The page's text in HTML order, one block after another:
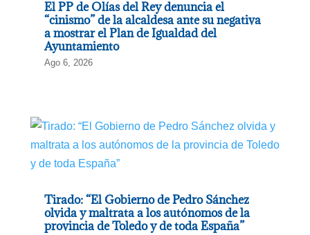
El PP de Olías del Rey denuncia el
“cinismo” de la alcaldesa ante su negativa
a mostrar el Plan de Igualdad del
Ayuntamiento
Ago 6, 2026
Tirado: “El Gobierno de Pedro Sánchez
olvida y maltrata a los autónomos de la
provincia de Toledo y de toda España”